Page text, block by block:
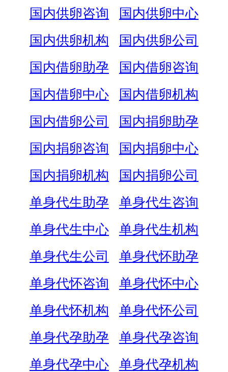
国内供卵咨询
国内供卵中心
国内供卵机构
国内供卵公司
国内借卵助孕
国内借卵咨询
国内借卵中心
国内借卵机构
国内借卵公司
国内捐卵助孕
国内捐卵咨询
国内捐卵中心
国内捐卵机构
国内捐卵公司
单身代生助孕
单身代生咨询
单身代生中心
单身代生机构
单身代生公司
单身代怀助孕
单身代怀咨询
单身代怀中心
单身代怀机构
单身代怀公司
单身代孕助孕
单身代孕咨询
单身代孕中心
单身代孕机构